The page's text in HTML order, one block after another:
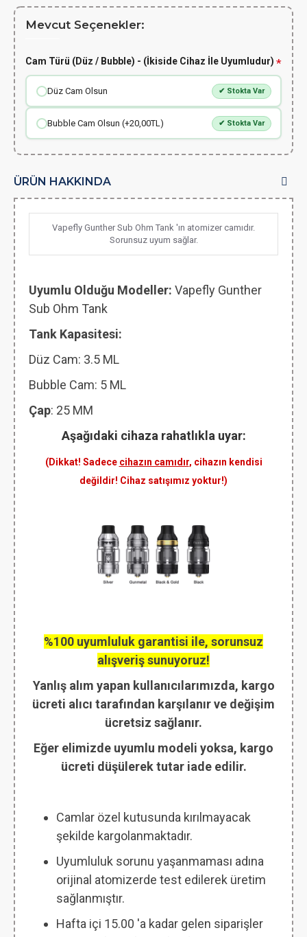
Mevcut Seçenekler:
Cam Türü (Düz / Bubble) - (İkiside Cihaz İle Uyumludur)
Düz Cam Olsun ✔ Stokta Var
Bubble Cam Olsun (+20,00TL) ✔ Stokta Var
ÜRÜN HAKKINDA
Vapefly Gunther Sub Ohm Tank 'ın atomizer camıdır.
Sorunsuz uyum sağlar.
Uyumlu Olduğu Modeller: Vapefly Gunther
Sub Ohm Tank
Tank Kapasitesi:
Düz Cam: 3.5 ML
Bubble Cam: 5 ML
Çap: 25 MM
Aşağıdaki cihaza rahatlıkla uyar:
(Dikkat! Sadece cihazın camıdır, cihazın kendisi
değildir! Cihaz satışımız yoktur!)
%100 uyumluluk garantisi ile, sorunsuz
alışveriş sunuyoruz!
Yanlış alım yapan kullanıcılarımızda, kargo
ücreti alıcı tarafından karşılanır ve değişim
ücretsiz sağlanır.
Eğer elimizde uyumlu modeli yoksa, kargo
ücreti düşülerek tutar iade edilir.
Camlar özel kutusunda kırılmayacak
şekilde kargolanmaktadır.
Uyumluluk sorunu yaşanmaması adına
orijinal atomizerde test edilerek üretim
sağlanmıştır.
Hafta içi 15.00 'a kadar gelen siparişler